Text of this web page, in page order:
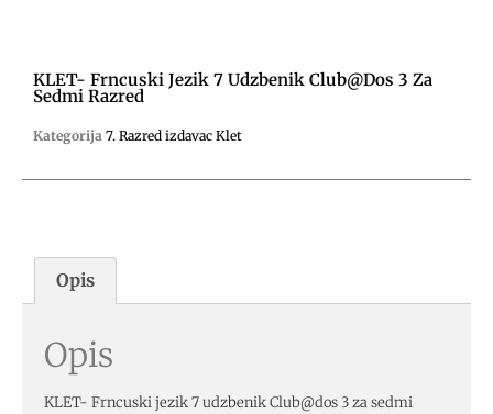
KLET- Frncuski Jezik 7 Udzbenik Club@dos 3 Za
Sedmi Razred
Kategorija 7. Razred izdavac Klet
Opis
Opis
KLET- Frncuski jezik 7 udzbenik Club@dos 3 za sedmi